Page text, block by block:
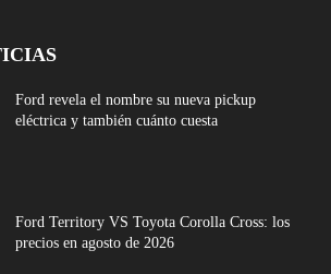
Ford revela el nombre su nueva pickup
eléctrica y también cuánto cuesta
Ford Territory VS Toyota Corolla Cross: los
precios en agosto de 2026